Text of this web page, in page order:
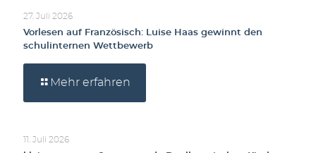
27. Juli 2026
Vorlesen auf Französisch: Luise Haas gewinnt den
schulinternen Wettbewerb
Mehr erfahren
11. Juli 2026